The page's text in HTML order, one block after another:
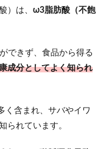
）は、 ω3脂肪酸（不飽
できず、食品から得る
成分としてよく知られ
く含まれ、サバやイワ
られています。